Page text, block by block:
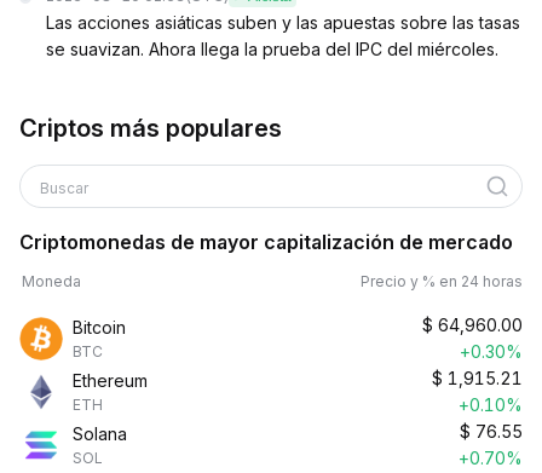
Las acciones asiáticas suben y las apuestas sobre las tasas
se suavizan. Ahora llega la prueba del IPC del miércoles.
Criptos más populares
Buscar
Criptomonedas de mayor capitalización de mercado
Moneda Precio y % en 24 horas
Bitcoin
BTC
$ 64,960.00
+0.30%
Ethereum
ETH
$ 1,915.21
+0.10%
Solana
SOL
$ 76.55
+0.70%